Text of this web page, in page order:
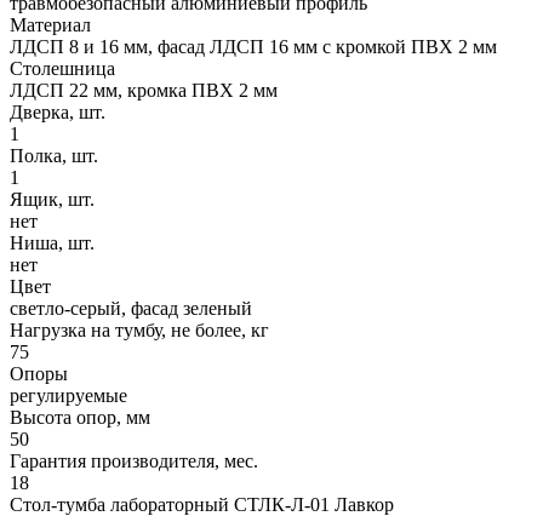
Материал
ЛДСП 8 и 16 мм, фасад ЛДСП 16 мм с кромкой ПВХ 2 мм
Столешница
ЛДСП 22 мм, кромка ПВХ 2 мм
Дверка, шт.
1
Полка, шт.
1
Ящик, шт.
нет
Ниша, шт.
нет
Цвет
светло-серый, фасад зеленый
Нагрузка на тумбу, не более, кг
75
Опоры
регулируемые
Высота опор, мм
50
Гарантия производителя, мес.
18
Стол-тумба лабораторный СТЛК-Л-01 Лавкор